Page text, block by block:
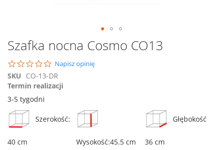
Przejdź
na
początek
galerii
Szafka nocna Cosmo CO13
0.0
star
rating
Napisz opinię
SKU CO-13-DR
Termin realizacji
3-5 tygodni
Szerokość:
40 cm Wysokość:45.5 cm
Głębokość
36 cm